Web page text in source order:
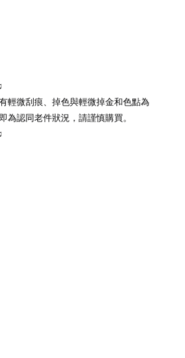
輕微刮痕、掉色與輕微掉金和色點為
認同老件狀況，請謹慎購買。